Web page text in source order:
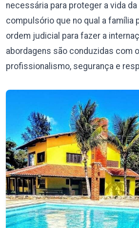
necessária para proteger a vida
compulsório que no qual a família
ordem judicial para fazer a
abordagens são conduzidas com
profissionalismo, segurança e